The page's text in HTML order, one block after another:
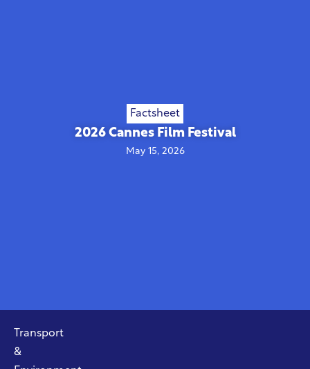
Factsheet
2026 Cannes Film Festival
May 15, 2026
Transport
&